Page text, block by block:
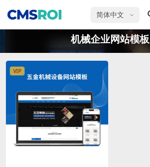
选择语言
机械企业网站模板
VIP